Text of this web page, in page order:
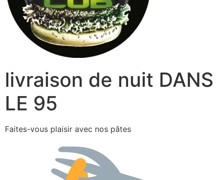
livraison de nuit DANS
LE 95
Faites-vous plaisir avec nos pâtes